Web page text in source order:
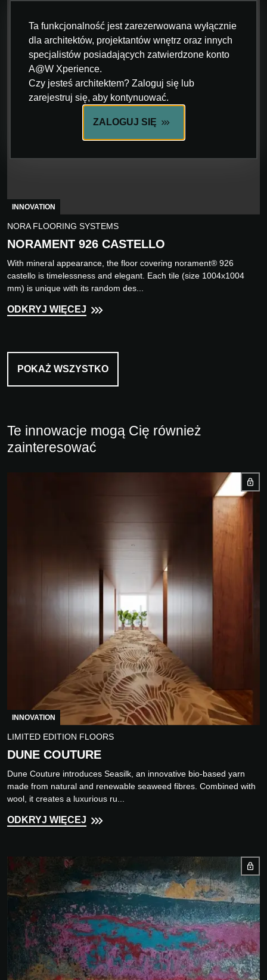
Ta funkcjonalność jest zarezerwowana wyłącznie
dla architektów, projektantów wnętrz oraz innych
specjalistów posiadających zatwierdzone konto
A@W Xperience.
Czy jesteś architektem? Zaloguj się lub
zarejestruj się, aby kontynuować.
ZALOGUJ SIĘ
INNOVATION
NORA FLOORING SYSTEMS
NORAMENT 926 CASTELLO
With mineral appearance, the floor covering norament® 926
castello is timelessness and elegant. Each tile (size 1004x1004
mm) is unique with its random des...
ODKRYJ WIĘCEJ
POKAŻ WSZYSTKO
Te innowacje mogą Cię również
zainteresować
INNOVATION
LIMITED EDITION FLOORS
DUNE COUTURE
Dune Couture introduces Seasilk, an innovative bio-based yarn
made from natural and renewable seaweed fibres. Combined with
wool, it creates a luxurious ru...
ODKRYJ WIĘCEJ